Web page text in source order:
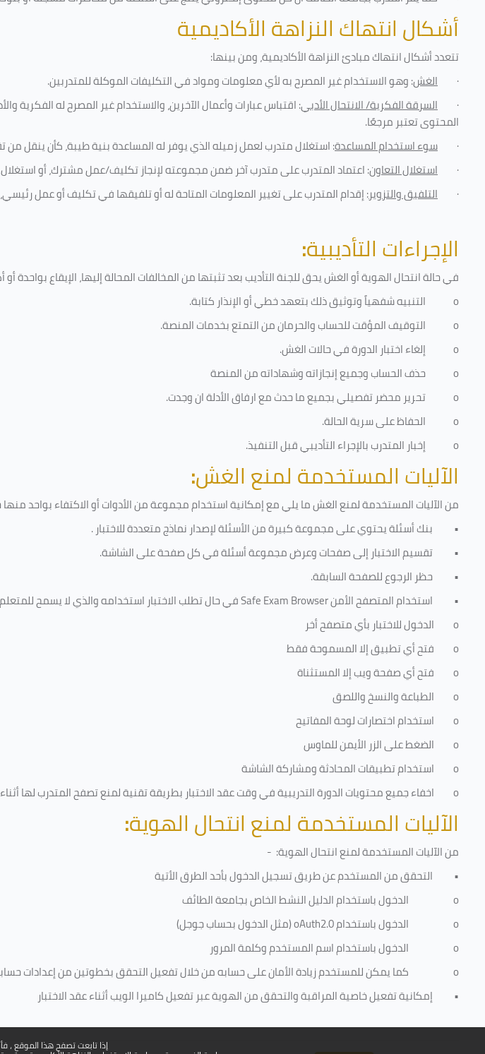
إذا تابعت تصفح هذا الموقع ،
أشكال انتهاك النزاهة الأكاديمية
تتعدد أشكال انتهاك مبادئ النزاهة الأكاديمية، ومن بينها:
· الغش: وهو الاستخدام غير المصرح به لأي معلومات ومواد في التكليفاتالموكلة للمتدربين.
· السرقة الفكرية/ الانتحال الأدبي: اقتباس عبارات وأعمال الآخرين، والاستخدام غير المصرح له
المحتوى تعتبر مرجعًا.
· سوء استخدام المساعدة: استغلال متدرب لعمل زميله الذي يوفر له المساعدة بنية طيبة، كأن ينقل من
· استغلال التعاون: اعتماد المتدرب على متدرب آخر ضمن مجموعته لإنجاز تكليف/عمل مشترك، أو استغلال
· التلفيق والتزوير: إقدام المتدرب على تغيير المعلومات المتاحة له أو تلفيقها في تكليف أو عمل
الإجراءات التأديبية:
في حالة انتحال الهوية أو الغش يحق للجنة التأديب بعد تثبتها من المخالفات المحالة إليها، الإيقاع بواحدة أو
o
التنبيه شفهياً وتوثيق ذلك بتعهد خطي أو الإنذار كتابة.
o
التوقيف المؤقت للحساب والحرمان من التمتع بخدمات المنصة.
o
إلغاء اختبار الدورة في حالات الغش.
o
حذف الحساب وجميع إنجازاته وشهاداته من المنصة
o
تحرير محضر تفصيلي بجميع ما حدث مع ارفاق الأدلة ان وجدت.
o
الحفاظ على سرية الحالة.
o
إخبار المتدرب بالإجراء التأديبي قبل التنفيذ.
الآليات المستخدمة لمنع الغش:
من الآليات المستخدمة لمنع الغش ما يلي مع إمكانية استخدام مجموعة من الأدوات أو الاكتفاء بواحد
• بنك أسئلة يحتوي على مجموعة كبيرة من الأسئلة لإصدار نماذج متعددة للاختبار.
• تقسيم الاختبار إلى صفحات وعرض مجموعة أسئلة في كل صفحة على الشاشة.
• حظر الرجوع للصفحة السابقة.
• استخدام المتصفح الأمنSafe Exam Browserفي حال تطلب الاختبار استخدامه والذي لا يسمح
o
الدخول للاختبار بأي متصفح أخر
o
فتح أي تطبيق إلا المسموحة فقط
o
فتح أي صفحة ويب إلا المستثناة
o
الطباعة والنسخ واللصق
o
استخدام اختصارات لوحة المفاتيح
o
الضغط على الزر الأيمن للماوس
o
استخدام تطبيقات المحادثة ومشاركة الشاشة
o
اخفاء جميع محتويات الدورة التدريبية في وقت عقد الاختبار بطريقة تقنية لمنع تصفح المتدرب لها أثناء
الآليات المستخدمة لمنع انتحال الهوية:
من الآليات المستخدمة لمنعانتحال الهوية: -
• التحقق من المستخدم عن طريق تسجيل الدخول بأحد الطرق الأتية
o
الدخول باستخدام الدليل النشط الخاص بجامعة الطائف
o
الدخول باستخدامoAuth2.0(مثل الدخول بحساب جوجل)
o
الدخول باستخدام اسم المستخدم وكلمة المرور
o
كما يمكن للمستخدم زيادة الأمان على حسابه من خلال تفعيل التحقق بخطوتين من إعدادات
• إمكانية تفعيل خاصية المراقبة والتحقق من الهوية عبر تفعيل كاميرا الويب أثناء عقد الاختبار